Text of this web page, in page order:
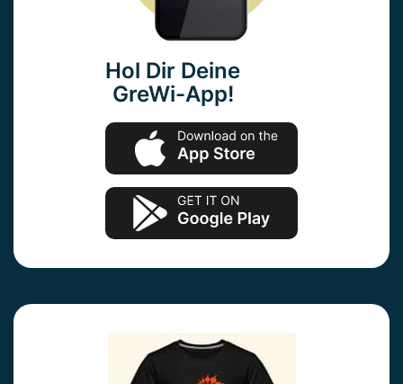
Hol Dir Deine
GreWi-App!